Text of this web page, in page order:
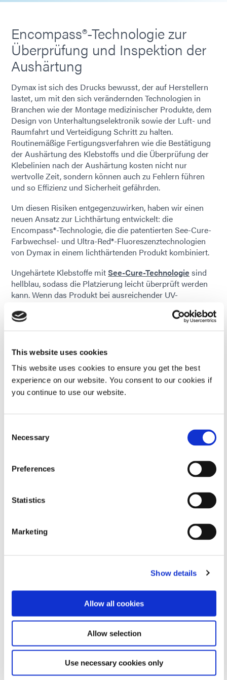
This website uses cookies
This website uses cookies to ensure you get the best
experience on our website. You consent to our cookies if
you continue to use our website.
Selection
Necessary
Preferences
Statistics
Marketing
Show details
Allow all cookies
Allow selection
Use necessary cookies only
Encompass®-Technologie zur
Überprüfung und Inspektion der
Aushärtung
Dymax ist sich des Drucks bewusst, der auf Herstellern
lastet, um mit den sich verändernden Technologien in
Branchen wie der Montage medizinischer Produkte, dem
Design von Unterhaltungselektronik sowie der Luft- und
Raumfahrt und Verteidigung Schritt zu halten.
Routinemäßige Fertigungsverfahren wie die Bestätigung
der Aushärtung des Klebstoffs und die Überprüfung der
Klebelinien nach der Aushärtung kosten nicht nur
wertvolle Zeit, sondern können auch zu Fehlern führen
und so Effizienz und Sicherheit gefährden.
Um diesen Risiken entgegenzuwirken, haben wir einen
neuen Ansatz zur Lichthärtung entwickelt: die
Encompass®-Technologie, die die patentierten See-Cure-
Farbwechsel- und Ultra-Red®-Fluoreszenztechnologien
von Dymax in einem lichthärtenden Produkt kombiniert.
Ungehärtete Klebstoffe mitSee-Cure-Technologiesind
hellblau, sodass die Platzierung leicht überprüft werden
kann. Wenn das Produkt bei ausreichender UV-
farblos oder einer anderen Farbe, beispielsweise rosa,
sicher ist. Dadurch erzielen Hersteller Effizienzgewinne
einfacher Aushärtungsbestätigung und Überprüfung der
Klebelinie nach dem Aushärten.
Produkte mit
fluoreszieren unter
schwachem Schwarzlicht (365 nm) hellrot und bilden
Hersteller eine automatische oder manuelle
genaue Platzierung des Klebstoffs nach dem Aushärten
Derzeit sind mehrere Klebstoffe mit Encompass-
Technologie erhältlich fürMedizinprodukt
Dymax F&E arbeitet an zusätzlichen Rezepturen für den
Einsatz in der Elektronik, der Luft- und Raumfahrt und in